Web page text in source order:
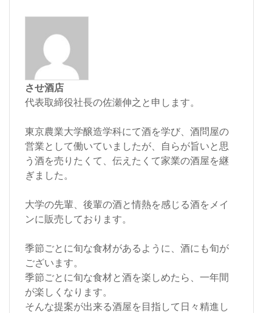
させ酒店
代表取締役社長の佐瀬伸之と申します。
東京農業大学醸造学科にて酒を学び、酒問屋の
営業として働いていましたが、自らが旨いと思
う酒を売りたくて、伝えたくて家業の酒屋を継
ぎました。
大学の先輩、後輩の酒と情熱を感じる酒をメイ
ンに販売しております。
季節ごとに旬な食材があるように、酒にも旬が
ございます。
季節ごとに旬な食材と酒を楽しめたら、一年間
が楽しくなります。
そんな提案が出来る酒屋を目指して日々精進し